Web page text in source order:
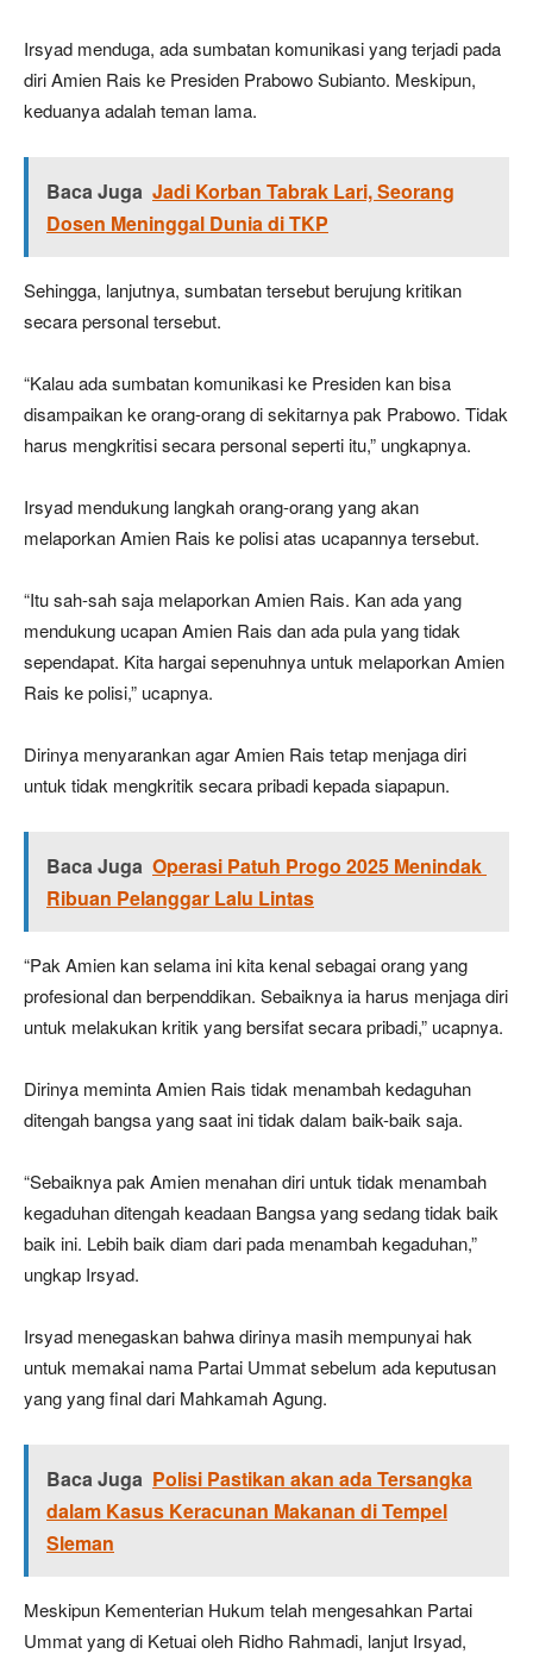
Irsyad menduga, ada sumbatan komunikasi yang terjadi pada
diri Amien Rais ke Presiden Prabowo Subianto. Meskipun,
keduanya adalah teman lama.
Baca Juga Jadi Korban Tabrak Lari, Seorang
Dosen Meninggal Dunia di TKP
Sehingga, lanjutnya, sumbatan tersebut berujung kritikan
secara personal tersebut.
“Kalau ada sumbatan komunikasi ke Presiden kan bisa
disampaikan ke orang-orang di sekitarnya pak Prabowo. Tidak
harus mengkritisi secara personal seperti itu,” ungkapnya.
Irsyad mendukung langkah orang-orang yang akan
melaporkan Amien Rais ke polisi atas ucapannya tersebut.
“Itu sah-sah saja melaporkan Amien Rais. Kan ada yang
mendukung ucapan Amien Rais dan ada pula yang tidak
sependapat. Kita hargai sepenuhnya untuk melaporkan Amien
Rais ke polisi,” ucapnya.
Dirinya menyarankan agar Amien Rais tetap menjaga diri
untuk tidak mengkritik secara pribadi kepada siapapun.
Baca Juga Operasi Patuh Progo 2025 Menindak
Ribuan Pelanggar Lalu Lintas
“Pak Amien kan selama ini kita kenal sebagai orang yang
profesional dan berpenddikan. Sebaiknya ia harus menjaga diri
untuk melakukan kritik yang bersifat secara pribadi,” ucapnya.
Dirinya meminta Amien Rais tidak menambah kedaguhan
ditengah bangsa yang saat ini tidak dalam baik-baik saja.
“Sebaiknya pak Amien menahan diri untuk tidak menambah
kegaduhan ditengah keadaan Bangsa yang sedang tidak baik
baik ini. Lebih baik diam dari pada menambah kegaduhan,”
ungkap Irsyad.
Irsyad menegaskan bahwa dirinya masih mempunyai hak
untuk memakai nama Partai Ummat sebelum ada keputusan
yang yang final dari Mahkamah Agung.
Baca Juga Polisi Pastikan akan ada Tersangka
dalam Kasus Keracunan Makanan di Tempel
Sleman
Meskipun Kementerian Hukum telah mengesahkan Partai
Ummat yang di Ketuai oleh Ridho Rahmadi, lanjut Irsyad,